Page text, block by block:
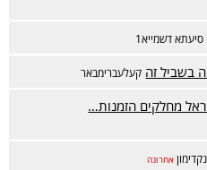
סיעתא דשמייא1
קעלעברימבאר
מחלקים הזמנות…
נקדימון אחרונה